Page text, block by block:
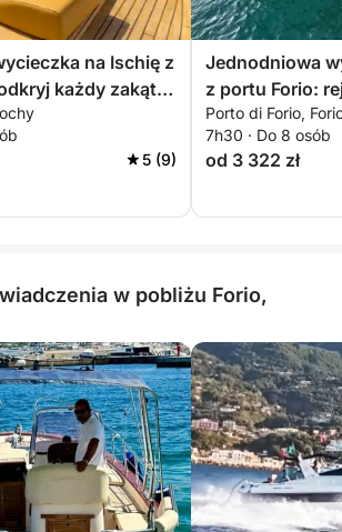
na Ischię z
każdy zakątek
5 (9)
Jednodniowa
z portu Forio:
zielonej wyspy
Porto di Forio,
7h30 · Do 8 osób
od 3 322 zł
w pobliżu Forio,